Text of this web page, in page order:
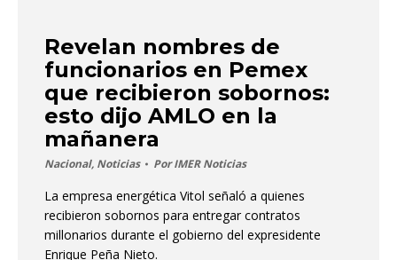
Revelan nombres de
funcionarios en Pemex
que recibieron sobornos:
esto dijo AMLO en la
mañanera
Nacional, Noticias PorIMER Noticias
La empresa energética Vitol señaló a quienes
recibieron sobornos para entregar contratos
millonarios durante el gobierno del expresidente
Enrique Peña Nieto.